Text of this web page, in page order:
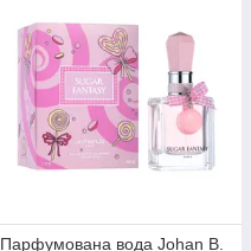
Парфумована вода Johan B.